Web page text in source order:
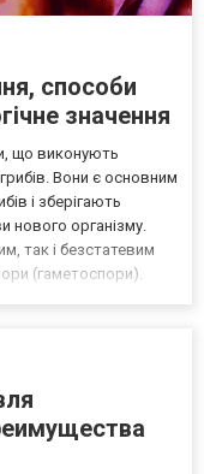
способи
значення
що виконують
Вони є основним
і зберігають
нового організму.
так і безстатевим
(гаметоспори).